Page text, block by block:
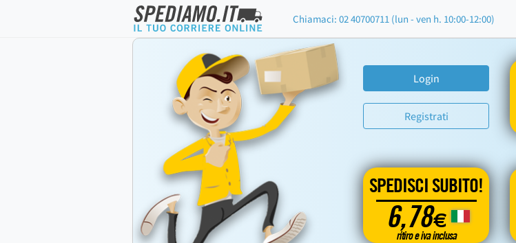
Chiamaci: 02 40700711 (lun - ven h. 10:00-12:00)
Login
Registrati
SPEDISCI SUBITO!
6,78€
ritiro e iva inclusa